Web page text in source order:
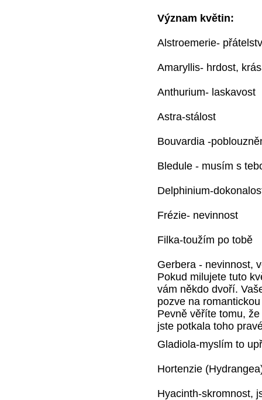
Význam květin:
Alstroemerie-
Amaryllis- hrdost,
Anthurium- laskavost
Astra-stálost
Bouvardia -
Bledule - musím s
Delphinium-
Frézie- nevinnost
Filka-toužím po tobě
Gerbera - nevinnost,
Pokud milujete tuto
vám někdo dvoří.
pozve na
Pevně věříte tomu,
jste potkala toho
Gladiola-myslím to
Hortenzie
Hyacinth-skromnost,